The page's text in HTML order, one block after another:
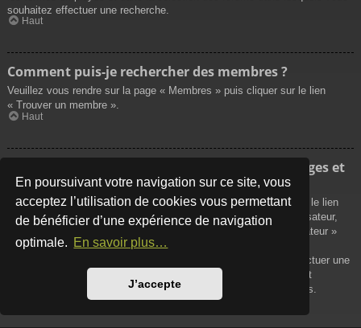
En poursuivant votre navigation sur ce site, vous
acceptez l’utilisation de cookies vous permettant
de bénéficier d’une expérience de navigation
optimale. En savoir plus…
J’accepte
souhaitez effectuer une recherche.
Haut
Comment puis-je rechercher des membres ?
Veuillez vous rendre sur la page « Membres » puis cliquer sur le lien
« Trouver un membre ».
Haut
Comment puis-je retrouver mes propres messages et
sujets ?
Vos propres messages peuvent être affichés soit en cliquant sur le lien
« Afficher vos messages » dans le panneau de contrôle de l’utilisateur,
soit en cliquant sur le lien « Rechercher les messages de l’utilisateur »
sur la page de votre propre profil ou soit en cliquant sur le menu
« Raccourcis » situé sur la partie supérieure du forum. Pour effectuer une
recherche de vos propres sujets, utilisez la recherche avancée et
remplissez convenablement les options qui vous sont disponibles.